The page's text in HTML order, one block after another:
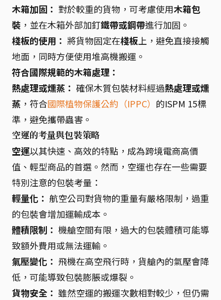
木箱加固： 對於較重的貨物，可考慮使用木箱包
裝 ，並在木箱外部加釘鐵帶或鋼帶進行加固。
棧板的使用： 將貨物固定在棧板 上，避免直接接觸
地面，同時方便使用堆高機搬運。
符合國際規範的木箱處理：
熱處理或燻蒸： 確保木質包裝材料經過熱處理或燻
蒸 ，符合國際植物保護公約（IPPC） 的ISPM 15標
準，避免攜帶蟲害。
空運的考量與包裝策略
空運以其快速、高效的特點，成為跨境電商高價
值、輕型商品的首選。然而，空運也存在一些需要
特別注意的包裝考量：
輕量化： 航空公司對貨物的重量有嚴格限制，過重
的包裝會增加運輸成本。
體積限制： 機艙空間有限，過大的包裝體積可能導
致額外費用或無法運輸。
氣壓變化： 飛機在高空飛行時，貨艙內的氣壓會降
低，可能導致包裝膨脹或爆裂。
貨物安全： 雖然空運的搬運次數相對較少，但仍需